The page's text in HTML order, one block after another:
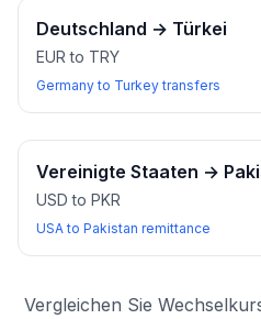
Deutschland → Türkei
EUR to TRY
Germany to Turkey transfers
Vereinigte Staaten →
USD to PKR
USA to Pakistan remittance
Vergleichen Sie